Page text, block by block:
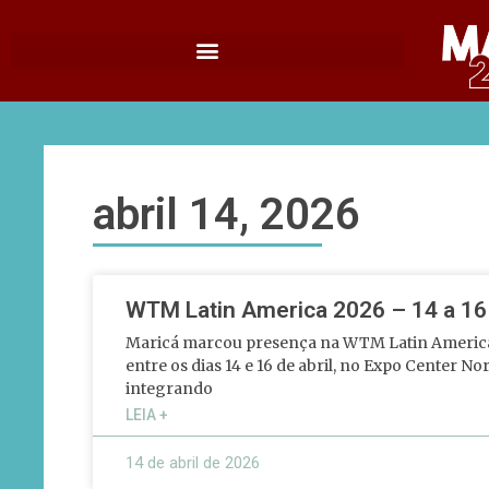
abril 14, 2026
WTM Latin America 2026 – 14 a
Maricá marcou presença na WTM Latin
entre os dias 14 e 16 de abril, no Expo Center
integrando
LEIA +
14 de abril de 2026